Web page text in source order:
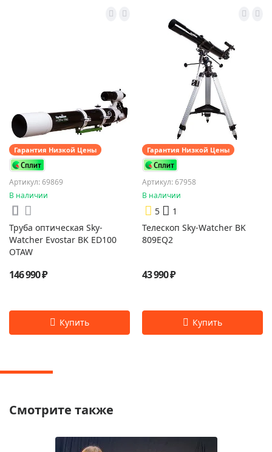
Гарантия Низкой Цены
Артикул: 69869
В наличии
Труба оптическая Sky-
Watcher Evostar BK ED100
OTAW
146 990 ₽
Гарантия Низкой Цены
Артикул: 67958
В наличии
5
1
Телескоп Sky-Watcher BK
809EQ2
43 990 ₽
Смотрите также